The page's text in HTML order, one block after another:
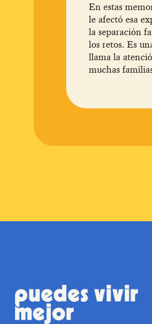
En estas
le afectó esa
la separación
los retos. Es
llama la
muchas